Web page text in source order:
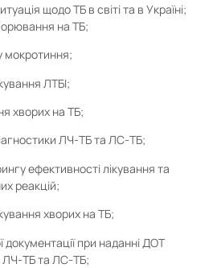
щодо ТБ в світі та в Україні;
на ТБ;
мокротиння;
ЛТБІ;
хворих на ТБ;
ЛЧ-ТБ та ЛС-ТБ;
ефективності лікування та
реакцій;
хворих на ТБ;
документації при наданні ДОТ
ЛЧ-ТБ та ЛС-ТБ;